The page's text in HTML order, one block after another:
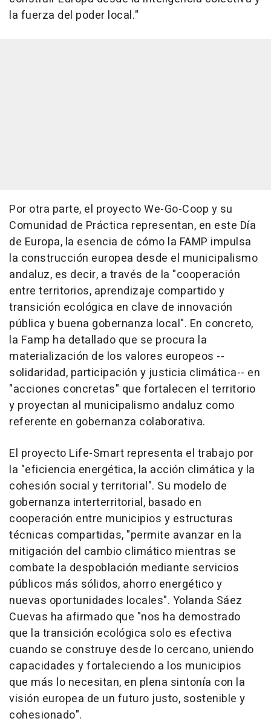
la fuerza del poder local."
Por otra parte, el proyecto We-Go-Coop y su
Comunidad de Práctica representan, en este Día
de Europa, la esencia de cómo la FAMP impulsa
la construcción europea desde el municipalismo
andaluz, es decir, a través de la "cooperación
entre territorios, aprendizaje compartido y
transición ecológica en clave de innovación
pública y buena gobernanza local". En concreto,
la Famp ha detallado que se procura la
materialización de los valores europeos --
solidaridad, participación y justicia climática-- en
"acciones concretas" que fortalecen el territorio
y proyectan al municipalismo andaluz como
referente en gobernanza colaborativa.
El proyecto Life-Smart representa el trabajo por
la "eficiencia energética, la acción climática y la
cohesión social y territorial". Su modelo de
gobernanza interterritorial, basado en
cooperación entre municipios y estructuras
técnicas compartidas, "permite avanzar en la
mitigación del cambio climático mientras se
combate la despoblación mediante servicios
públicos más sólidos, ahorro energético y
nuevas oportunidades locales". Yolanda Sáez
Cuevas ha afirmado que "nos ha demostrado
que la transición ecológica solo es efectiva
cuando se construye desde lo cercano, uniendo
capacidades y fortaleciendo a los municipios
que más lo necesitan, en plena sintonía con la
visión europea de un futuro justo, sostenible y
cohesionado".